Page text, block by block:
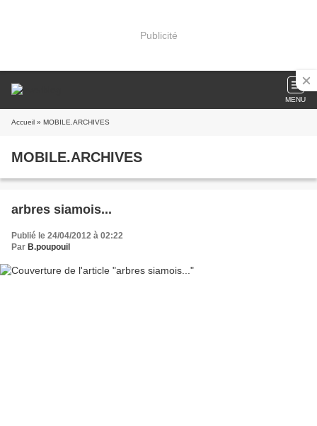
Publicité
MENU
Accueil » MOBILE.ARCHIVES
MOBILE.ARCHIVES
arbres siamois...
Publié le 24/04/2012 à 02:22
Par B.poupouil